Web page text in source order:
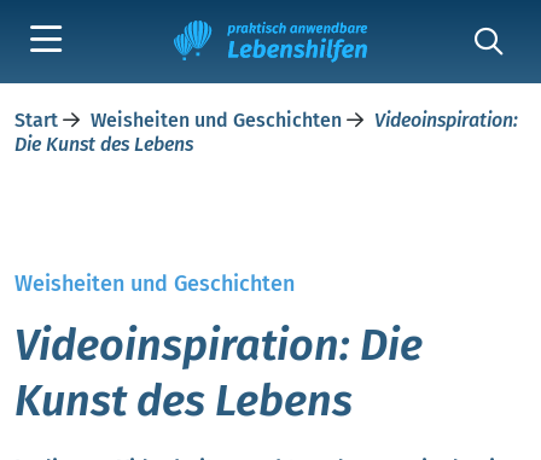
Start Weisheiten und Geschichten
Videoinspiration:
Die Kunst des Lebens
Weisheiten und Geschichten
Videoinspiration: Die
Kunst des Lebens